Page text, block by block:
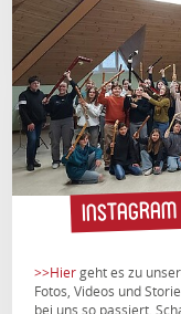
Instagram
>>Hiergeht es zu
Fotos, Videos und
bei uns so passiert.